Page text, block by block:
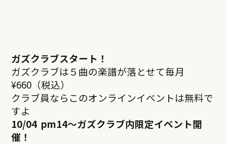
ガズクラブスタート！
ガズクラブは５曲の楽譜が落とせて毎月
¥660（税込）
クラブ員ならこのオンラインイベントは無料で
すよ
10/04 pm14～ガズクラブ内限定イベント開
催！